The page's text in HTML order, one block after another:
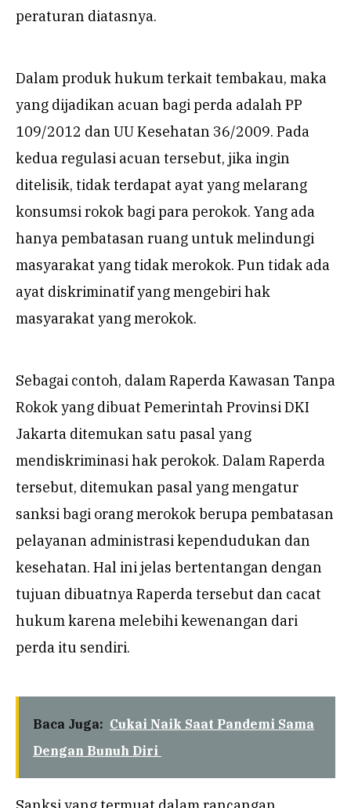
peraturan diatasnya.
Dalam produk hukum terkait tembakau, maka
yang dijadikan acuan bagi perda adalah PP
109/2012 dan UU Kesehatan 36/2009. Pada
kedua regulasi acuan tersebut, jika ingin
ditelisik, tidak terdapat ayat yang melarang
konsumsi rokok bagi para perokok. Yang ada
hanya pembatasan ruang untuk melindungi
masyarakat yang tidak merokok. Pun tidak ada
ayat diskriminatif yang mengebiri hak
masyarakat yang merokok.
Sebagai contoh, dalam Raperda Kawasan Tanpa
Rokok yang dibuat Pemerintah Provinsi DKI
Jakarta ditemukan satu pasal yang
mendiskriminasi hak perokok. Dalam Raperda
tersebut, ditemukan pasal yang mengatur
sanksi bagi orang merokok berupa pembatasan
pelayanan administrasi kependudukan dan
kesehatan. Hal ini jelas bertentangan dengan
tujuan dibuatnya Raperda tersebut dan cacat
hukum karena melebihi kewenangan dari
perda itu sendiri.
Baca Juga: Cukai Naik Saat Pandemi Sama
Dengan Bunuh Diri